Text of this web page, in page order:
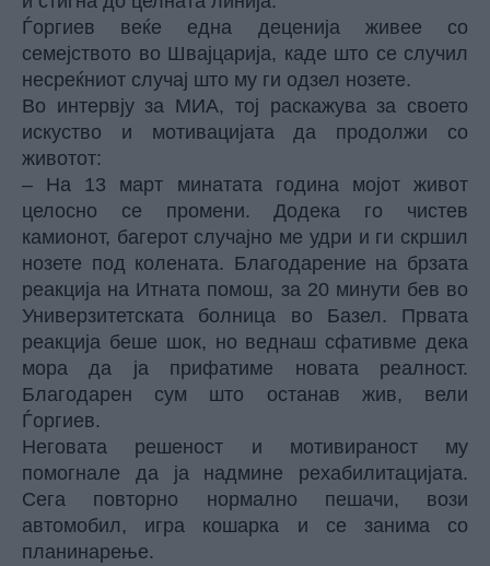
Ѓоргиев веќе една деценија живее со
семејството во Швајцарија, каде што се случил
несреќниот случај што му ги одзел нозете.
Во интервју за МИА, тој раскажува за своето
искуство и мотивацијата да продолжи со
животот:
– На 13 март минатата година мојот живот
целосно се промени. Додека го чистев
камионот, багерот случајно ме удри и ги скршил
нозете под колената. Благодарение на брзата
реакција на Итната помош, за 20 минути бев во
Универзитетската болница во Базел. Првата
реакција беше шок, но веднаш сфативме дека
мора да ја прифатиме новата реалност.
Благодарен сум што останав жив, вели
Ѓоргиев.
Неговата решеност и мотивираност му
помогнале да ја надмине рехабилитацијата.
Сега повторно нормално пешачи, вози
автомобил, игра кошарка и се занима со
планинарење.